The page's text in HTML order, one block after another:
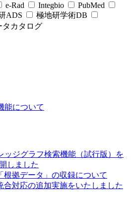
e-Rad Integbio
PubMed
ADS
極地研学術DB
タカタログ
能について
ッジグラフ検索機能（試行版）を
しました
根拠データ」の収録について
合対応の追加実施をいたしました